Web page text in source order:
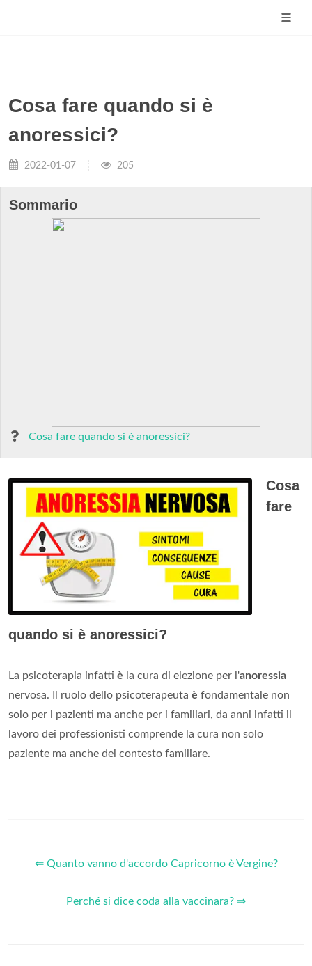
Cosa fare quando si è
anoressici?
2022-01-07 205
Sommario
Cosa fare quando si è anoressici?
Cosa
fare
quando si è anoressici?
La psicoterapia infatti è la cura di elezione per l'anoressia
nervosa. Il ruolo dello psicoterapeuta è fondamentale non
solo per i pazienti ma anche per i familiari, da anni infatti il
lavoro dei professionisti comprende la cura non solo
paziente ma anche del contesto familiare.
⇐ Quanto vanno d'accordo Capricorno è Vergine?
Perché si dice coda alla vaccinara? ⇒